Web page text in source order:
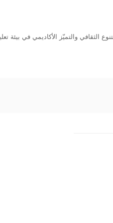
الثقافي والتميّز الأكاديمي في بيئة